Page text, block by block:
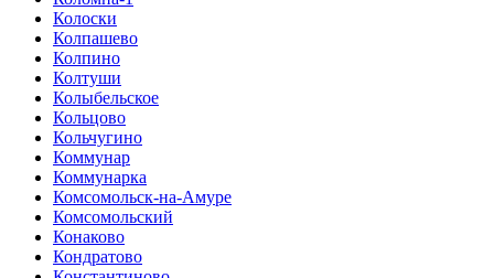
Колоски
Колпашево
Колпино
Колтуши
Колыбельское
Кольцово
Кольчугино
Коммунар
Коммунарка
Комсомольск-на-Амуре
Комсомольский
Конаково
Кондратово